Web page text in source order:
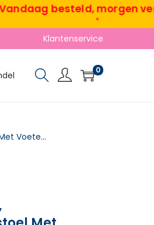
besteld, morgen
Klantenservice
0
Relaxstoel TV-stoel Met Ligfunctie, Schommelfunctie, Draaibare TV-stoel Met Voetensteun, Pocketvering En Bekerhouder, Voor Woonkamer, Donkerblauw